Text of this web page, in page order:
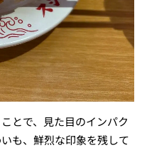
とで、見た目のインパク
も、鮮烈な印象を残して